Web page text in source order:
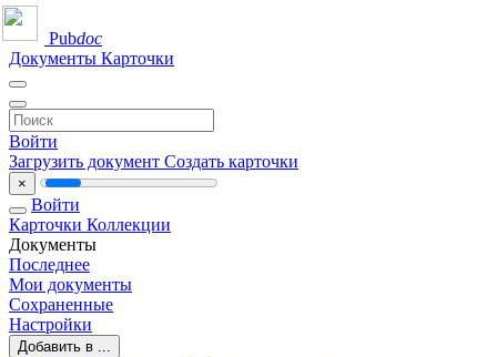
Pubdoc
Документы Карточки
Войти
Загрузить документ Создать карточки
×
Войти
Карточки Коллекции
Документы
Последнее
Мои документы
Сохраненные
Настройки
Добавить в ...